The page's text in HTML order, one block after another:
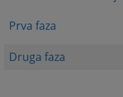
Prva faza
Druga faza